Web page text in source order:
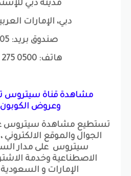
مدينة دبي
دبي، الإمارات
صندوق بريد: 5000605
هاتف: 0500 275 4 971+
وعروض
تستطيع مشاهدة سيتروس
الجوال والموقع
سيتروس على مدار
الاصطناعية وخدمة
الإمارات و